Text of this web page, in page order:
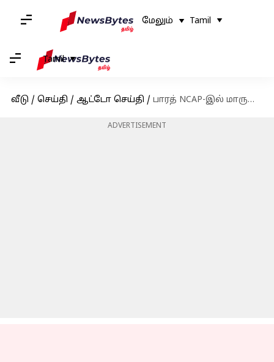
மேலும் Tamil
Tamil
வீடு / செய்தி / ஆட்டோ செய்தி / பாரத் NCAP-இல் மாருதி சுசுகி இன்விக்டோ 5 நட்சத்திர பாதுகாப்பு மதிப்பீட்டைப் பெற்றுள்ளது
ADVERTISEMENT